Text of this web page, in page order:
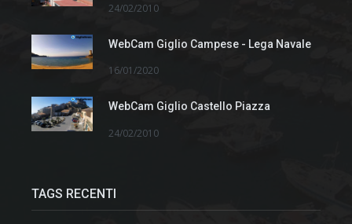
24/02/2010
WebCam Giglio Campese - Lega Navale
16/01/2020
WebCam Giglio Castello Piazza
24/02/2010
TAGS RECENTI